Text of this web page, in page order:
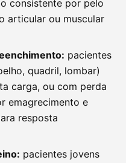
consistente por pelo
articular ou muscular
pacientes
quadril, lombar)
carga, ou com perda
emagrecimento e
resposta
pacientes jovens